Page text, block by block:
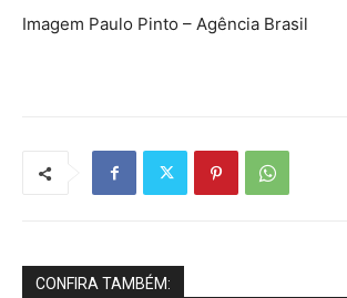
Imagem Paulo Pinto – Agência Brasil
CONFIRA TAMBÉM: